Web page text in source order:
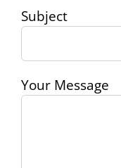
Subject
Your Message